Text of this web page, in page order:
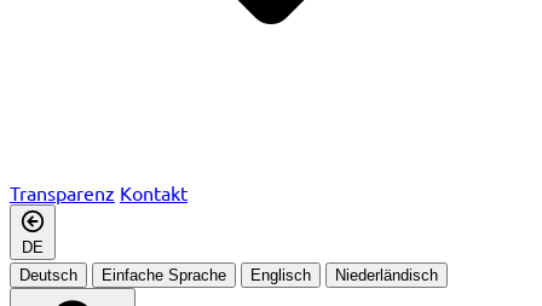
Transparenz Kontakt
DE
Deutsch
Einfache Sprache Englisch Niederländisch